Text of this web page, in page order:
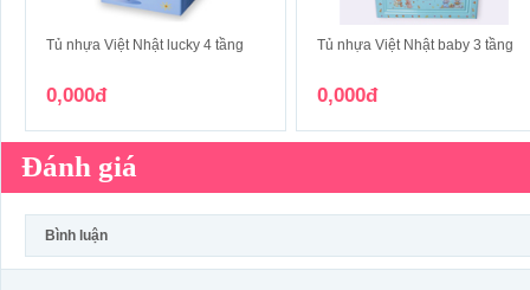
Tủ nhựa Việt Nhật lucky 4 tầng
0,000đ
Tủ nhựa Việt Nhật baby 3 tầng
0,000đ
Đánh giá
Bình luận